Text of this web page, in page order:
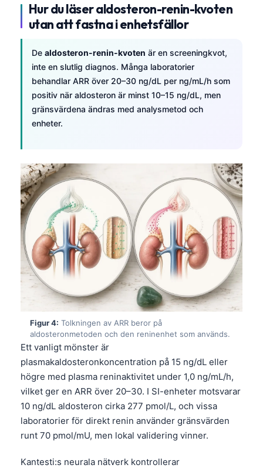
Hur du läser aldosteron-renin-kvoten
utan att fastna i enhetsfällor
De aldosteron-renin-kvoten är en screeningkvot,
inte en slutlig diagnos. Många laboratorier
behandlar ARR över 20–30 ng/dL per ng/mL/h som
positiv när aldosteron är minst 10–15 ng/dL, men
gränsvärdena ändras med analysmetod och
enheter.
Figur 4: Tolkningen av ARR beror på
aldosteronmetoden och den reninenhet som används.
Ett vanligt mönster är
plasmakaldosteronkoncentration på 15 ng/dL eller
högre med plasma reninaktivitet under 1,0 ng/mL/h,
vilket ger en ARR över 20–30. I SI-enheter motsvarar
10 ng/dL aldosteron cirka 277 pmol/L, och vissa
laboratorier för direkt renin använder gränsvärden
runt 70 pmol/mU, men lokal validering vinner.
Kantesti:s neurala nätverk kontrollerar